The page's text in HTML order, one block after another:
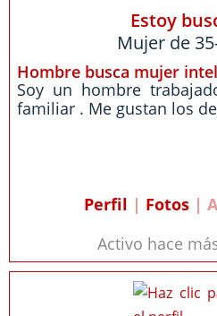
Estoy
Mujer de
Hombre busca mujer
Soy un hombre
familiar . Me gustan los
Perfil | Fotos|
Activo hace